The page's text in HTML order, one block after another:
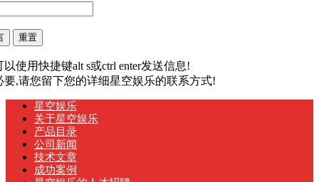
以使用快捷键alt s或ctrl enter发送信息!
要,请您留下您的详细星空娱乐的联系方式!
星空娱乐
关于星空娱乐
产品目录
公司新闻
技术文章
成功案例